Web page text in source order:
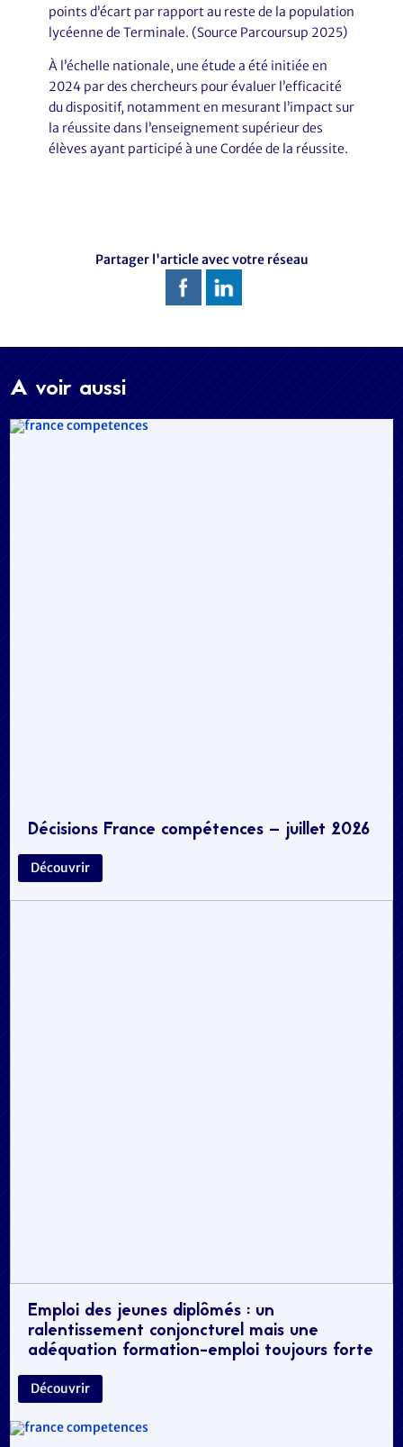
points d’écart par rapport au reste de la population
lycéenne de Terminale. (Source Parcoursup 2025)
À l’échelle nationale, une étude a été initiée en
2024 par des chercheurs pour évaluer l’efficacité
du dispositif, notamment en mesurant l’impact sur
la réussite dans l’enseignement supérieur des
élèves ayant participé à une Cordée de la réussite.
Partager l'article avec votre réseau
A voir aussi
Décisions France compétences – juillet 2026
Découvrir
Emploi des jeunes diplômés : un
ralentissement conjoncturel mais une
adéquation formation-emploi toujours forte
Découvrir